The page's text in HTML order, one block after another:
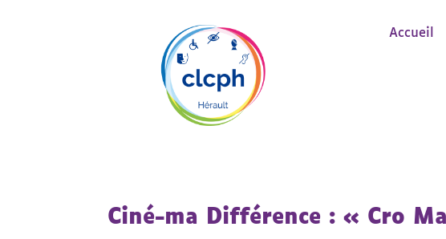
Accueil
Ciné-ma Différence : « Cro